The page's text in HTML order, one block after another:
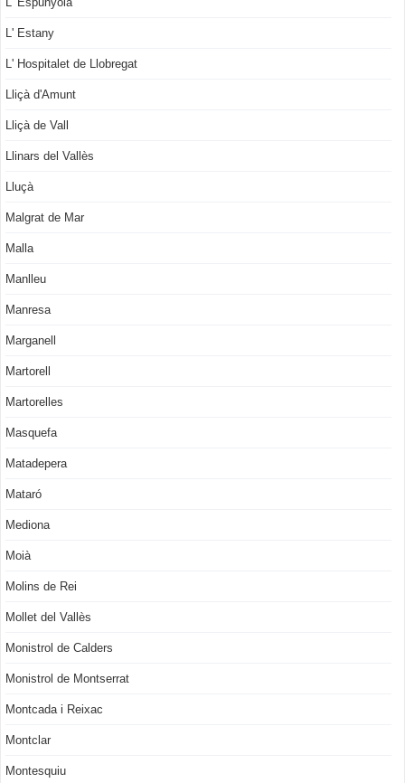
L' Estany
L' Hospitalet de Llobregat
Lliçà d'Amunt
Lliçà de Vall
Llinars del Vallès
Lluçà
Malgrat de Mar
Malla
Manlleu
Manresa
Marganell
Martorell
Martorelles
Masquefa
Matadepera
Mataró
Mediona
Moià
Molins de Rei
Mollet del Vallès
Monistrol de Calders
Monistrol de Montserrat
Montcada i Reixac
Montclar
Montesquiu